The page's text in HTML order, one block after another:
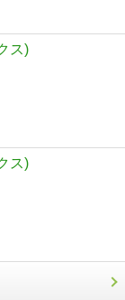
ス)
ス)